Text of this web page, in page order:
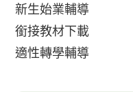
新生始業輔導
銜接教材下載
適性轉學輔導